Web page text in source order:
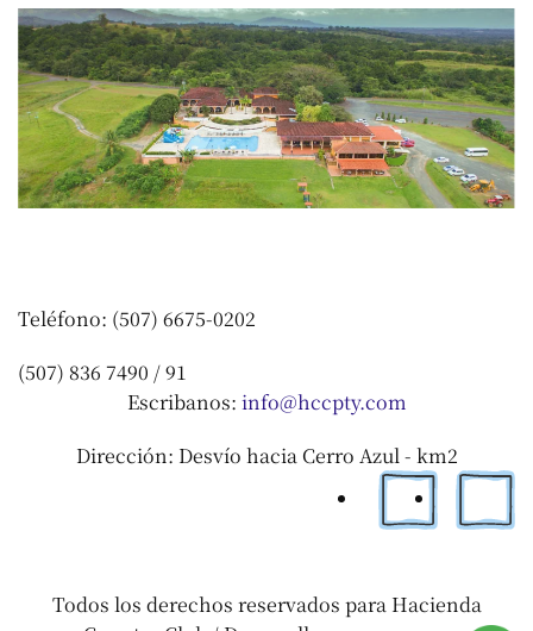
Teléfono: (507) 6675-0202
(507) 836 7490 / 91
Escribanos: info@hccpty.com
Dirección: Desvío hacia Cerro Azul - km2
Todos los derechos reservados para Hacienda